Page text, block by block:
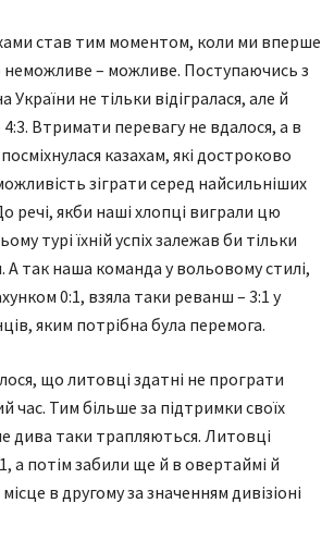
став тим моментом, коли ми вперше
– можливе. Поступаючись з
України не тільки відігралася, але й
4:3. Втримати перевагу не вдалося, а в
посміхнулася казахам, які достроково
зіграти серед найсильніших
речі, якби наші хлопці виграли цю
турі їхній успіх залежав би тільки
А так наша команда у вольовому стилі,
0:1, взяла таки реванш – 3:1 у
яким потрібна була перемога.
що литовці здатні не програти
час. Тим більше за підтримки своїх
дива таки трапляються. Литовці
а потім забили ще й в овертаймі й
в другому за значенням дивізіоні